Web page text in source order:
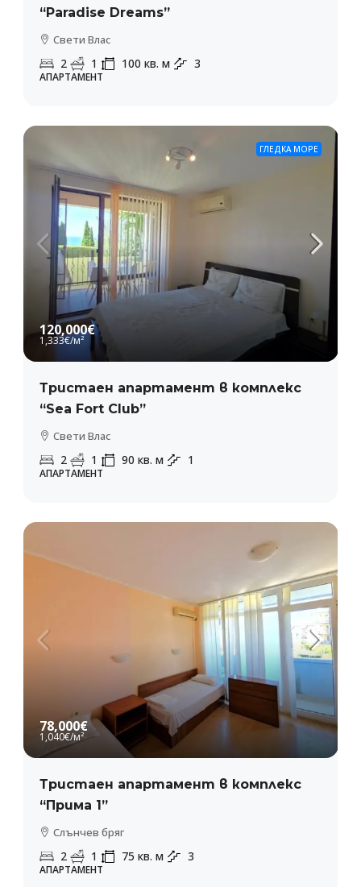
“Paradise Dreams”
Свети Влас
2 1 100 кв. м 3
АПАРТАМЕНТ
ГЛЕДКА МОРЕ
120,000€
1,333€/м²
Тристаен апартамент в комплекс
“Sea Fort Club”
Свети Влас
2 1 90 кв. м 1
АПАРТАМЕНТ
78,000€
1,040€/м²
Тристаен апартамент в комплекс
“Прима 1”
Слънчев бряг
2 1 75 кв. м 3
АПАРТАМЕНТ